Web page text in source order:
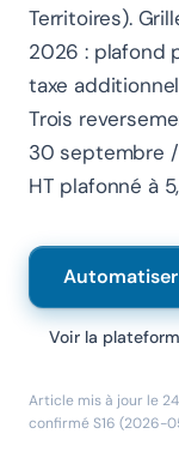
Territoires).
2026 : plafond
taxe
Trois
30 septembre /
HT plafonné à
Voir la
Article mis à jour le
confirmé S16 (2026-
Chanlify
En ligne ·
je vous aider ?